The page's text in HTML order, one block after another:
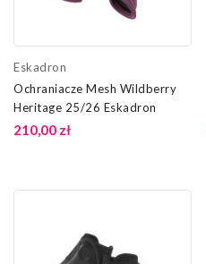
Eskadron
Ochraniacze Mesh Wildberry
Heritage 25/26 Eskadron
210,00 zł